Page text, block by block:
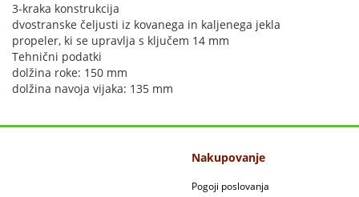
3-kraka konstrukcija
dvostranske čeljusti iz kovanega in kaljenega jekla
propeler, ki se upravlja s ključem 14 mm
Tehnični podatki
dolžina roke: 150 mm
dolžina navoja vijaka: 135 mm
Nakupovanje
Pogoji poslovanja